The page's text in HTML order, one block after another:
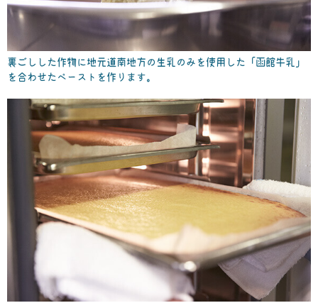
裏ごしした作物に地元道南地方の生乳のみを使用した「函館牛乳」
を合わせたペーストを作ります。